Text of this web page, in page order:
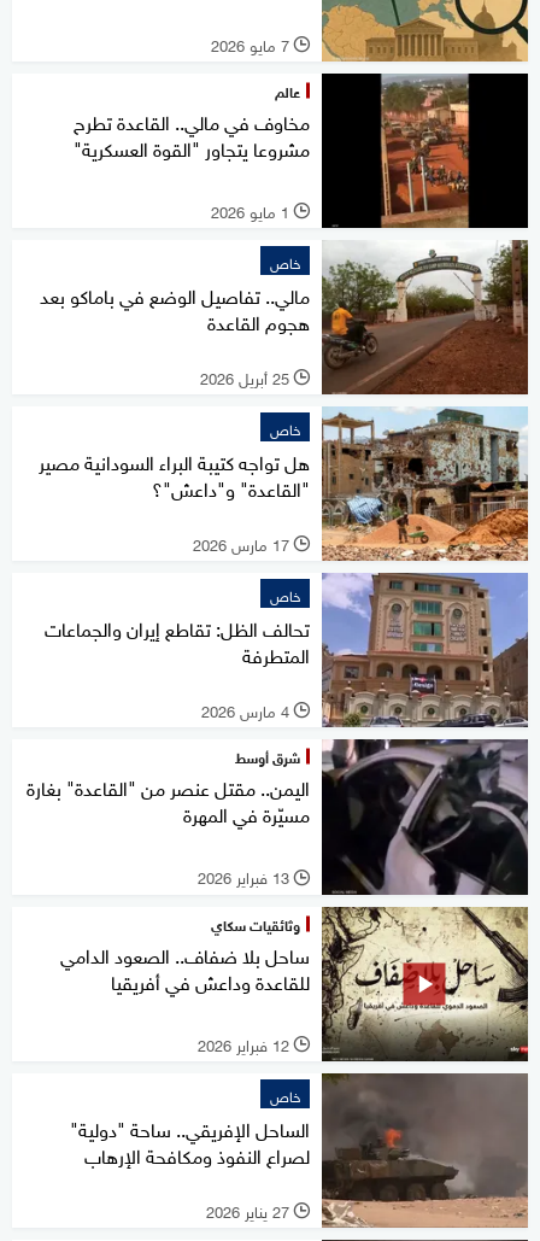
l 7 مايو 2026
عالم
مخاوف في مالي.. القاعدة تطرح
مشروعا يتجاور "القوة العسكرية"
l 1 مايو 2026
خاص
مالي.. تفاصيل الوضع في باماكو بعد
هجوم القاعدة
l 25 أبريل 2026
خاص
هل تواجه كتيبة البراء السودانية مصير
"القاعدة" و"داعش"؟
l 17 مارس 2026
خاص
تحالف الظل: تقاطع إيران والجماعات
المتطرفة
l 4 مارس 2026
شرق أوسط
اليمن.. مقتل عنصر من "القاعدة" بغارة
مسيّرة في المهرة
l 13 فبراير 2026
وثائقيات سكاي
ساحل بلا ضفاف.. الصعود الدامي
للقاعدة وداعش في أفريقيا
l 12 فبراير 2026
خاص
الساحل الإفريقي.. ساحة "دولية"
لصراع النفوذ ومكافحة الإرهاب
l 27 يناير 2026